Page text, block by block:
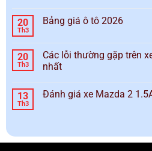
20
Th3
Bảng giá ô tô 2026
20
Th3
Các lỗi thường gặp trên
nhất
13
Th3
Đánh giá xe Mazda 2